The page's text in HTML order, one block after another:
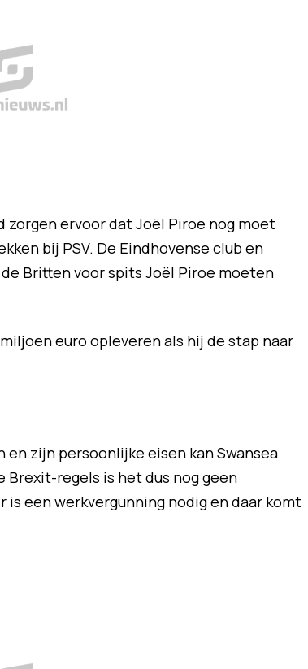
zorgen ervoor dat Joël Piroe nog moet
bij PSV. De Eindhovense club en
Britten voor spits Joël Piroe moeten
euro opleveren als hij de stap naar
zijn persoonlijke eisen kan Swansea
Brexit-regels is het dus nog geen
is een werkvergunning nodig en daar komt